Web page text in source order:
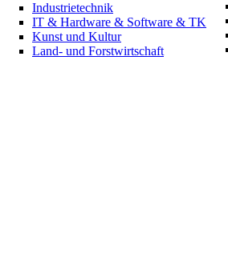
Industrietechnik
IT & Hardware & Software & TK
Kunst und Kultur
Land- und Forstwirtschaft